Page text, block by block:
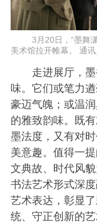
3月20日，“墨舞
美术馆拉开帷幕。 通讯
走进展厅，
味。它们或笔力
豪迈气魄；或温
的雅致韵味。既
墨法度，又有对
美意趣。值得一
文典故、时代风
书法艺术形式深
艺术表达，彰显
统、守正创新的